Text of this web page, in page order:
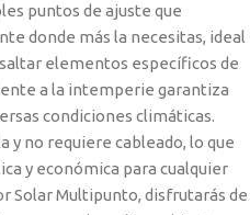
puntos de ajuste que
donde más la necesitas, ideal
elementos específicos de
a la intemperie garantiza
condiciones climáticas.
y no requiere cableado, lo que
y económica para cualquier
Solar Multipunto, disfrutarás de